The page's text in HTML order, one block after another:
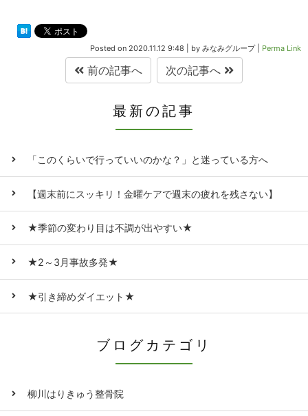
Posted on 2020.11.12 9:48 by みなみグループ| Perma Link
前の記事へ 次の記事へ
最新の記事
「このくらいで行っていいのかな？」と迷っている方へ
【週末前にスッキリ！金曜ケアで週末の疲れを残さない】
★季節の変わり目は不調が出やすい★
★2～3月事故多発★
★引き締めダイエット★
ブログカテゴリ
柳川はりきゅう整骨院